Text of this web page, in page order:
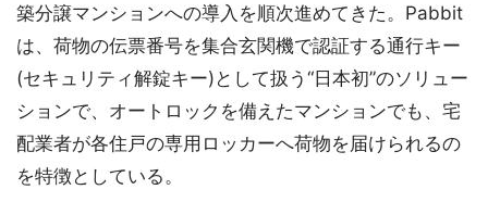
築分譲マンションへの導入を順次進めてきた。Pabbit
は、荷物の伝票番号を集合玄関機で認証する通行キー
(セキュリティ解錠キー)として扱う“日本初”のソリュー
ションで、オートロックを備えたマンションでも、宅
配業者が各住戸の専用ロッカーへ荷物を届けられるの
を特徴としている。